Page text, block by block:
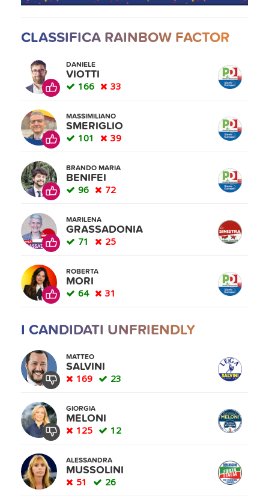
CLASSIFICA RAINBOW FACTOR
DANIELE
VIOTTI
166 33
MASSIMILIANO
SMERIGLIO
101 39
BRANDO MARIA
BENIFEI
96 72
MARILENA
GRASSADONIA
71 25
ROBERTA
MORI
64 31
I CANDIDATI UNFRIENDLY
MATTEO
SALVINI
169 23
GIORGIA
MELONI
125 12
ALESSANDRA
MUSSOLINI
51 26